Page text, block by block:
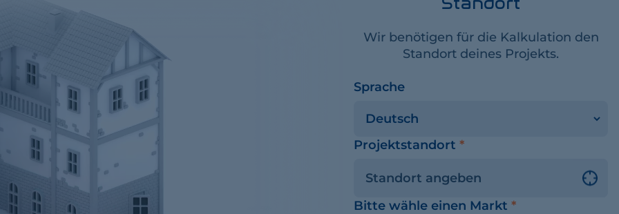
Wir benötigen für die Kalkulation den
Standort deines Projekts.
Sprache
Projektstandort *
Bitte wähle einen Markt *